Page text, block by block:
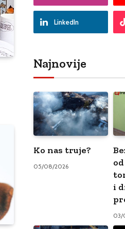
LinkedIn
Najnovije
Ko nas truje?
05/08/2026
i
03/